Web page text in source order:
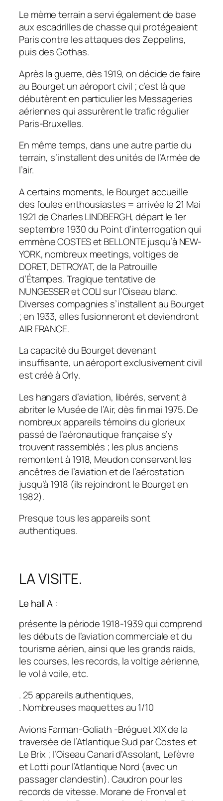
Le mème terrain a servi également de base
aux escadrilles de chasse qui protégeaient
Paris contre les attaques des Zeppelins,
puis des Gothas.
Après la guerre, dès 1919, on décide de faire
au Bourget un aéroport civil ; c’est là que
débutèrent en particulier les Messageries
aériennes qui assurèrent le trafic régulier
Paris-Bruxelles.
En même temps, dans une autre partie du
terrain, s’installent des unités de l’Armée de
l’air.
A certains moments, le Bourget accueille
des foules enthousiastes = arrivée le 21 Mai
1921 de Charles LINDBERGH, départ le 1er
septembre 1930 du Point d’interrogation qui
emmène COSTES et BELLONTE jusqu’à NEW-
YORK, nombreux meetings, voltiges de
DORET, DETROYAT, de la Patrouille
d’Étampes. Tragique tentative de
NUNGESSER et COLI sur l’Oiseau blanc.
Diverses compagnies s’installent au Bourget
; en 1933, elles fusionneront et deviendront
AIR FRANCE.
La capacité du Bourget devenant
insuffisante, un aéroport exclusivement civil
est créé à Orly.
Les hangars d’aviation, libérés, servent à
abriter le Musée de l’Air, dès fin mai 1975. De
nombreux appareils témoins du glorieux
passé de l’aéronautique française s’y
trouvent rassemblés ; les plus anciens
remontent à 1918, Meudon conservant les
ancêtres de l’aviation et de l’aérostation
jusqu’à 1918 (ils rejoindront le Bourget en
1982).
Presque tous les appareils sont
authentiques.
LA VISITE.
Le hall A :
présente la période 1918-1939 qui comprend
les débuts de l’aviation commerciale et du
tourisme aérien, ainsi que les grands raids,
les courses, les records, la voltige aérienne,
le vol à voile, etc.
. 25 appareils authentiques,
. Nombreuses maquettes au 1/10
Avions Farman-Goliath -Bréguet XIX de la
traversée de l’Atlantique Sud par Costes et
Le Brix ; l’Oiseau Canari d’Assolant, Lefèvre
et Lotti pour l’Atlantique Nord (avec un
passager clandestin). Caudron pour les
records de vitesse. Morane de Fronval et